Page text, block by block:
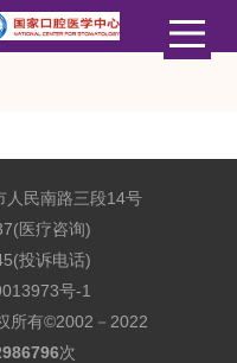
人民南路三段14号
医疗咨询)
投诉电话)
号-1
所有©2002－2022
次